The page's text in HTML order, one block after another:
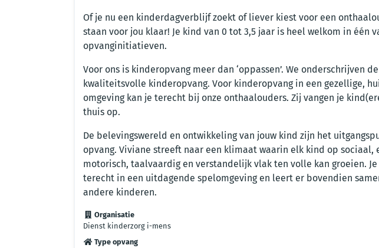
Of je nu een kinderdagverblijf zoekt of liever kiest voor een
staan voor jou klaar! Je kind van 0 tot 3,5 jaar is heel welkom in één
opvanginitiatieven.
Voor ons is kinderopvang meer dan ‘oppassen’. We onderschrijven
kwaliteitsvolle kinderopvang. Voor kinderopvang in een gezellige,
omgeving kan je terecht bij onze onthaalouders. Zij vangen je
thuis op.
De belevingswereld en ontwikkeling van jouw kind zijn het
opvang. Viviane streeft naar een klimaat waarin elk kind op sociaal,
motorisch, taalvaardig en verstandelijk vlak ten volle kan groeien.
terecht in een uitdagende spelomgeving en leert er bovendien
andere kinderen.
Organisatie
Dienst kinderzorg i-mens
Type opvang